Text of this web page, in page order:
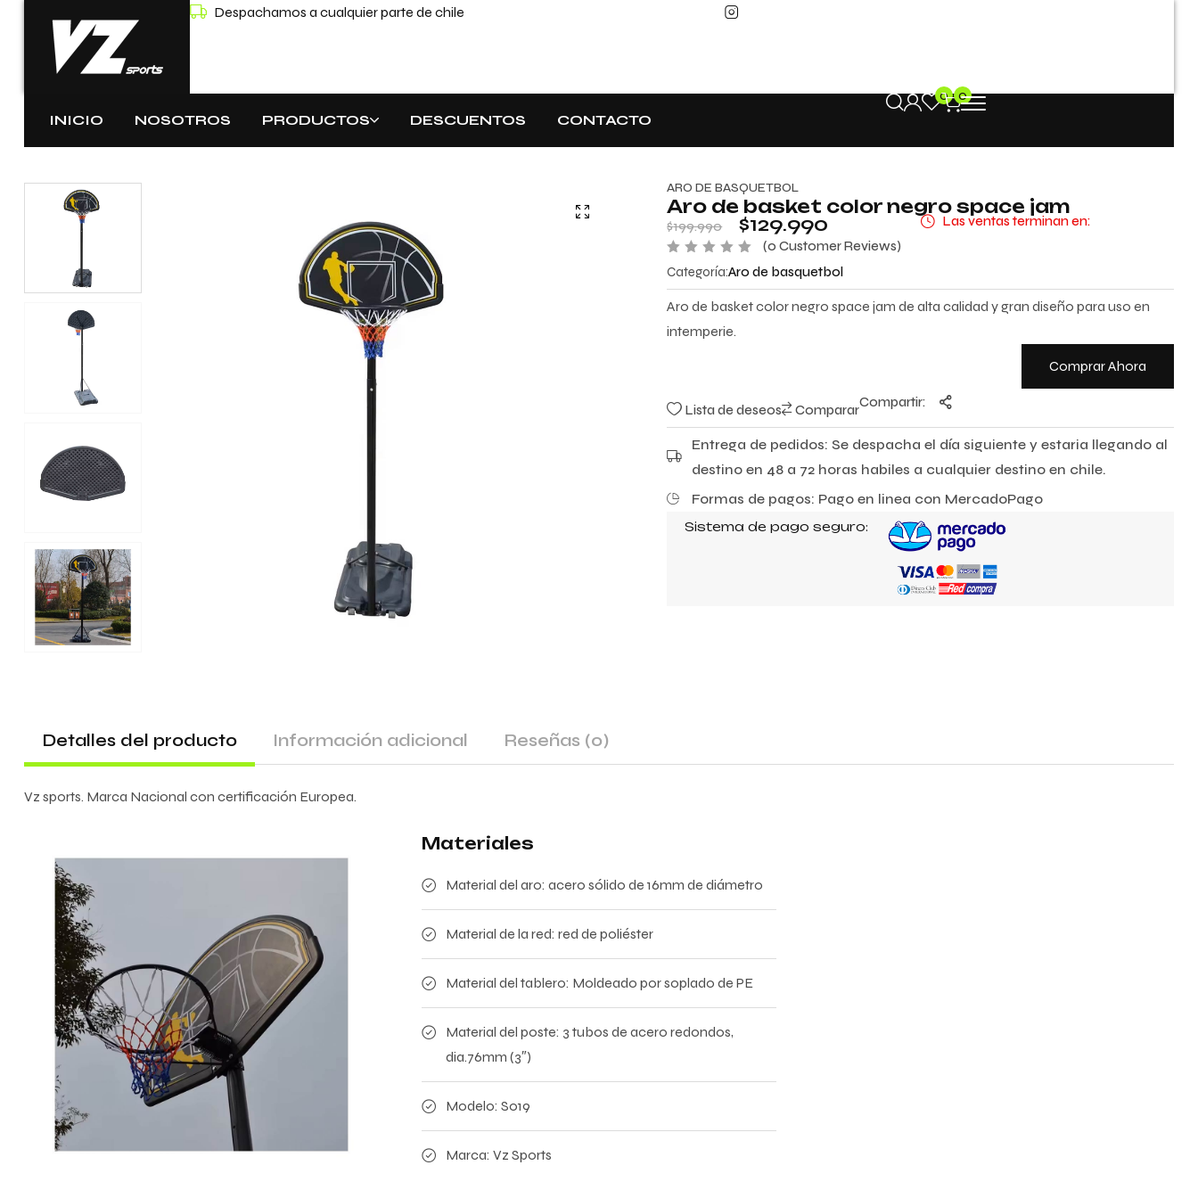
Despachamos a cualquier parte de chile
INICIO NOSOTROS PRODUCTOS DESCUENTOS CONTACTO
0 0
ARO DE BASQUETBOL
Aro de basket color negro space jam
$199.990 $129.990 Las ventas terminan en:
V
a
l
o
r
a
d
0
d
e
(0 Customer Reviews)
Categoría:Aro de basquetbol
Aro de basket color negro space jam de alta calidad y gran diseño para uso en
intemperie.
Comprar Ahora
Lista de deseos CompararCompartir:
Entrega de pedidos: Se despacha el día siguiente y estaria llegando al
destino en 48 a 72 horas habiles a cualquier destino en chile.
Formas de pagos: Pago en linea con MercadoPago
Sistema de pago seguro:
Detalles del producto Información adicional Reseñas (0)
Vz sports. Marca Nacional con certificación Europea.
Materiales
Material del aro: acero sólido de 16mm de diámetro
Material de la red: red de poliéster
Material del tablero: Moldeado por soplado de PE
Material del poste: 3 tubos de acero redondos,
dia.76mm (3″)
Modelo: S019
Marca: Vz Sports